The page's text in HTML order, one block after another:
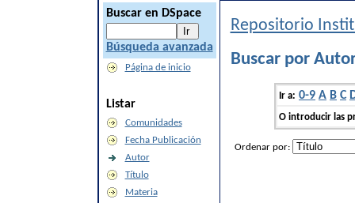
Buscar en DSpace
Búsqueda avanzada
Página de inicio
Listar
Comunidades
Fecha Publicación
Autor
Título
Materia
Repositorio
Buscar por
Ir a: 0-9 A B C
O introducir las
Ordenar por: